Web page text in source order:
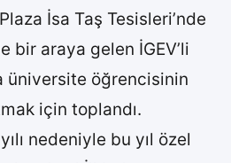
İsa Taş Tesisleri’nde
bir araya gelen İGEV’li
üniversite öğrencisinin
için toplandı.
nedeniyle bu yıl özel